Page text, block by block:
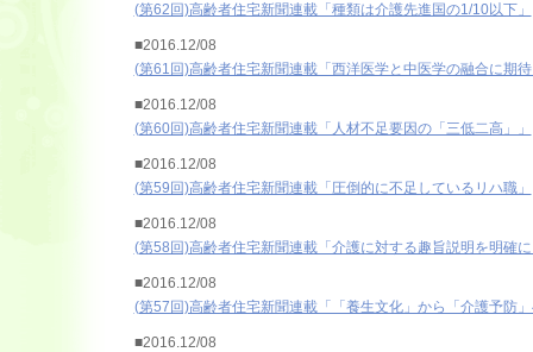
(第62回)高齢者住宅新聞連載「種類は介護先進国の1/10以下」
■2016.12/08
(第61回)高齢者住宅新聞連載「西洋医学と中医学の融合に期
■2016.12/08
(第60回)高齢者住宅新聞連載「人材不足要因の「三低二高」」
■2016.12/08
(第59回)高齢者住宅新聞連載「圧倒的に不足しているリハ職」
■2016.12/08
(第58回)高齢者住宅新聞連載「介護に対する趣旨説明を明確
■2016.12/08
(第57回)高齢者住宅新聞連載「「養生文化」から「介護予防
■2016.12/08